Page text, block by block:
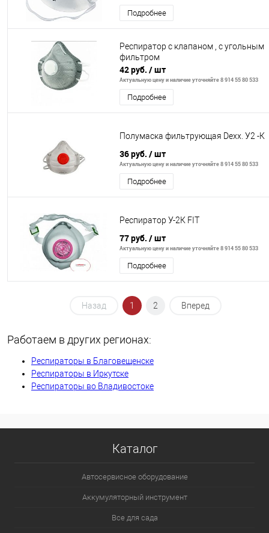
Подробнее
Респиратор с клапаном , с угольным
фильтром
42 руб. / шт
Актуальную цену и наличие уточняйте 8 914 55 80 533
Подробнее
Полумаска фильтрующая Dexx. У2 -К
36 руб. / шт
Актуальную цену и наличие уточняйте 8 914 55 80 533
Подробнее
Респиратор У-2К FIT
77 руб. / шт
Актуальную цену и наличие уточняйте 8 914 55 80 533
Подробнее
Назад 1 2 Вперед
Работаем в других регионах:
Респираторы в Благовещенске
Респираторы в Иркутске
Респираторы во Владивостоке
Каталог
Автосервисное оборудование
Аккумуляторный инструмент
Все для сада